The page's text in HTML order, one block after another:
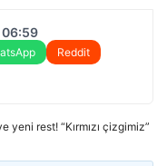
Reddit
yeni rest! “Kırmızı çizgimiz”